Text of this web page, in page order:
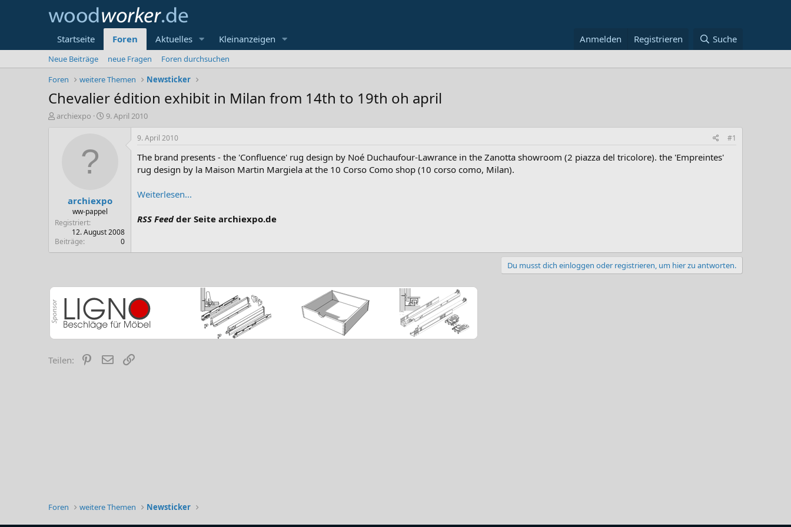
Startseite Foren Aktuelles Kleinanzeigen Anmelden Registrieren Suche
Neue Beiträge neue Fragen
Foren durchsuchen
Foren
weitere Themen Newsticker
Chevalier édition exhibit in Milan from 14th to 19th oh april
E
archiexpo
E
a
m
9. April 2010
archiexpo
ww-pappel
Registriert
12. August 2008
Beiträge
0
9. April 2010 #1
The brand presents - the 'Confluence' rug design by Noé Duchaufour-Lawrance in the Zanotta showroom (2 piazza del tricolore). the 'Empreintes'
rug design by la Maison Martin Margiela at the 10 Corso Como shop (10 corso como, Milan).
Weiterlesen...
RSS Feedder Seite archiexpo.de
Du musst dich einloggen oder registrieren, um hier zu antworten.
Teilen: Pinterest
E-Mail
Foren weitere Themen Newsticker